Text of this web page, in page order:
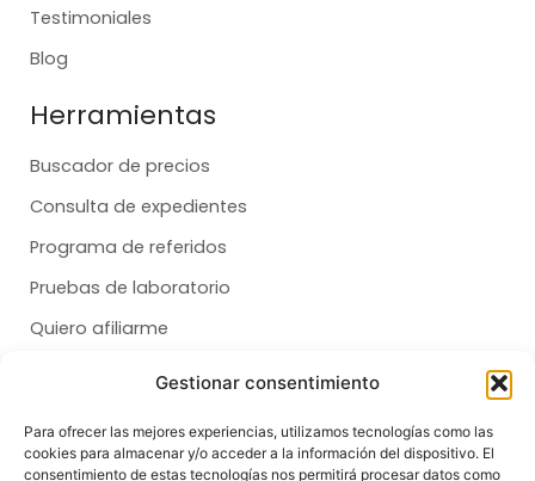
Gestionar consentimiento
Para ofrecer las mejores experiencias, utilizamos tecnologías como las
cookies para almacenar y/o acceder a la información del dispositivo. El
consentimiento de estas tecnologías nos permitirá procesar datos como
Testimoniales
Blog
Herramientas
Buscador de precios
Consulta de expedientes
Programa de referidos
Pruebas de laboratorio
Quiero afiliarme
Dental